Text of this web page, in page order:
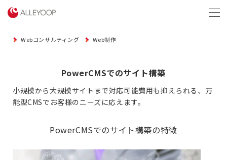
Webコンサルティング Web制作
PowerCMSでのサイト構築
小規模から大規模サイトまで対応可能費用も抑えられる、 万
能型CMSでお客様のニーズに応えます。
PowerCMSでのサイト構築の特徴